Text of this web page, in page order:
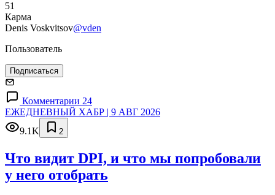
51
Карма
Denis Voskvitsov@vden
Пользователь
Подписаться
Комментарии 24
ЕЖЕДНЕВНЫЙ ХАБР | 9 АВГ 2026
9.1K
2
Что видит DPI, и что мы попробовали
у него отобрать